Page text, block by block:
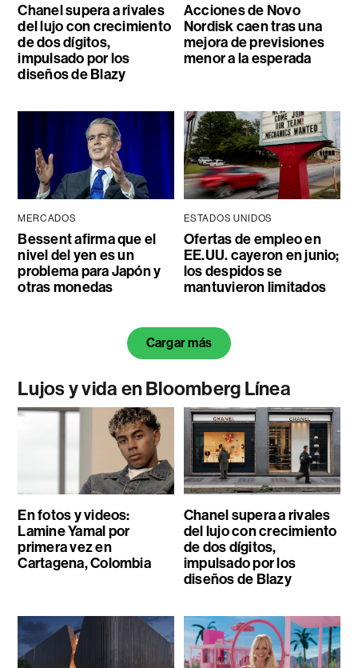
Chanel supera a rivales
del lujo con crecimiento
de dos dígitos,
impulsado por los
diseños de Blazy
Acciones de Novo
Nordisk caen tras una
mejora de previsiones
menor a la esperada
MERCADOS
Bessent afirma que el
nivel del yen es un
problema para Japón y
otras monedas
ESTADOS UNIDOS
Ofertas de empleo en
EE.UU. cayeron en junio;
los despidos se
mantuvieron limitados
Cargar más
Lujos y vida en Bloomberg Línea
En fotos y videos:
Lamine Yamal por
primera vez en
Cartagena, Colombia
Chanel supera a rivales
del lujo con crecimiento
de dos dígitos,
impulsado por los
diseños de Blazy